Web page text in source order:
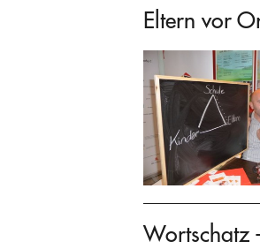
Eltern vor
Wortschatz